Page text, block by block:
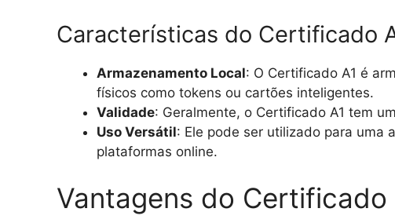
Características do Certificado
Armazenamento Local: O Certificado A1 é
físicos como tokens ou cartões inteligentes.
Validade: Geralmente, o Certificado A1 tem
Uso Versátil: Ele pode ser utilizado para uma
plataformas online.
Vantagens do Certificado